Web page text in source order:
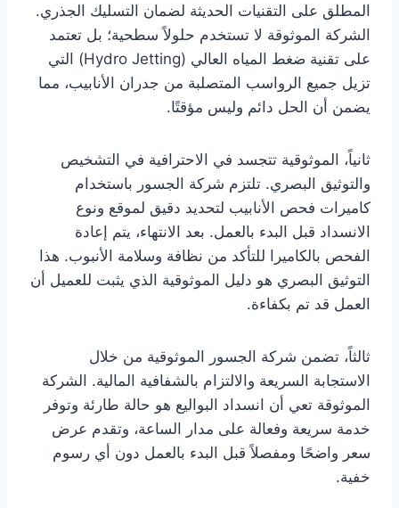
المطلق على التقنيات الحديثة لضمان التسليك الجذري.
الشركة الموثوقة لا تستخدم حلولاً سطحية؛ بل تعتمد
على تقنية ضغط المياه العالي (Hydro Jetting) التي
تزيل جميع الرواسب المتصلبة من جدران الأنابيب، مما
يضمن أن الحل دائم وليس مؤقتًا.
ثانياً، الموثوقية تتجسد في الاحترافية في التشخيص
والتوثيق البصري. تلتزم شركة الجسور باستخدام
كاميرات فحص الأنابيب لتحديد دقيق لموقع ونوع
الانسداد قبل البدء بالعمل. بعد الانتهاء، يتم إعادة
الفحص بالكاميرا للتأكد من نظافة وسلامة الأنبوب. هذا
التوثيق البصري هو دليل الموثوقية الذي يثبت للعميل أن
العمل قد تم بكفاءة.
ثالثاً، تضمن شركة الجسور الموثوقية من خلال
الاستجابة السريعة والالتزام بالشفافية المالية. الشركة
الموثوقة تعي أن انسداد البواليع هو حالة طارئة وتوفر
خدمة سريعة وفعالة على مدار الساعة، وتقدم عرض
سعر واضحًا ومفصلاً قبل البدء بالعمل دون أي رسوم
خفية.